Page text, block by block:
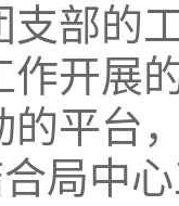
支部的
作开展
的平台
局中